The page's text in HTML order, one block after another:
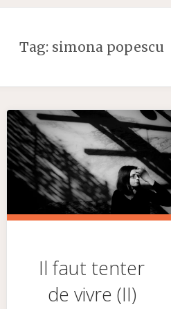
Tag: simona popescu
Il faut tenter
de vivre (II)